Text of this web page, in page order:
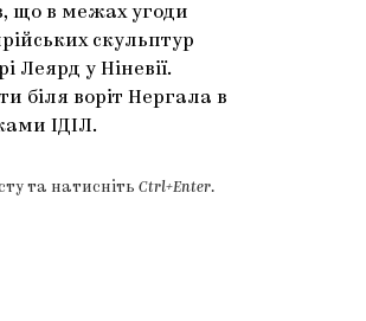
що в межах угоди
скульптур
Леярд у Ніневії.
біля воріт Нергала в
ІДІЛ.
та натисніть Ctrl+Enter.